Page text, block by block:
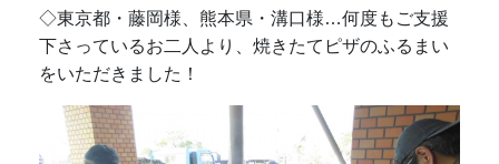
◇東京都・藤岡様、熊本県・溝口様…何度もご支援
下さっているお二人より、焼きたてピザのふるまい
をいただきました！